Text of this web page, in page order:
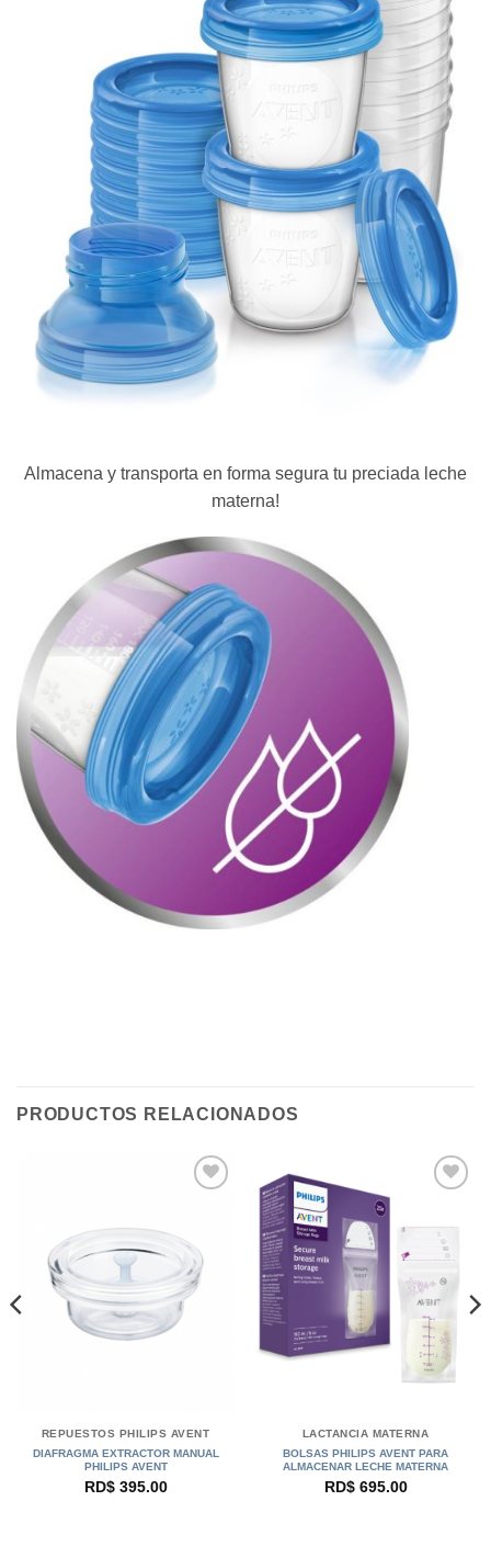
Almacena y transporta en forma segura tu preciada leche
materna!
PRODUCTOS RELACIONADOS
REPUESTOS PHILIPS AVENT
DIAFRAGMA EXTRACTOR MANUAL
PHILIPS AVENT
RD$395.00
LACTANCIA MATERNA
BOLSAS PHILIPS AVENT PARA
ALMACENAR LECHE MATERNA
RD$695.00